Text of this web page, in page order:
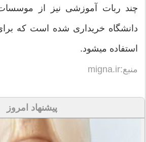
چند ربات آموزشی نیز از
دانشگاه خریداری شده است که
استفاده میشود.
منبع:migna.ir
پیشنهاد امروز